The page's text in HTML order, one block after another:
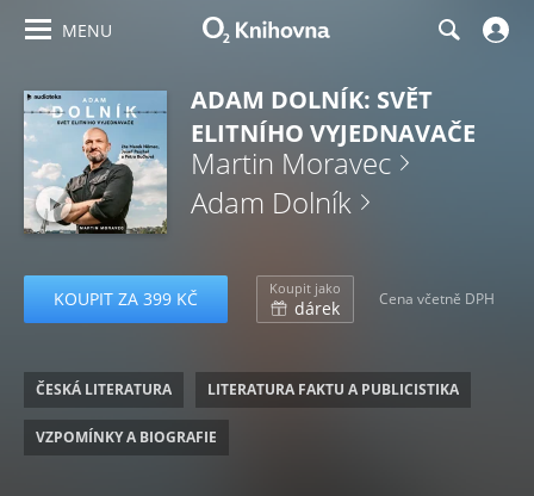
MENU
ADAM DOLNÍK: SVĚT
ELITNÍHO VYJEDNAVAČE
Martin Moravec
Adam Dolník
KOUPIT ZA 399 KČ Koupit jako
dárek Cena včetně DPH
ČESKÁ LITERATURA LITERATURA FAKTU A PUBLICISTIKA
VZPOMÍNKY A BIOGRAFIE